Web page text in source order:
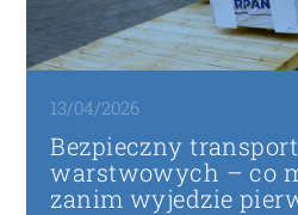
13/04/2026
Bezpieczny
warstwowych – co
zanim wyjedzie